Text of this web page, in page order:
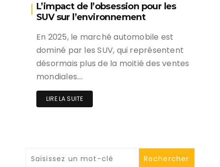
L’impact de l’obsession pour les
SUV sur l’environnement
En 2025, le marché automobile est
dominé par les SUV, qui représentent
désormais plus de la moitié des ventes
mondiales….
LIRE LA SUITE